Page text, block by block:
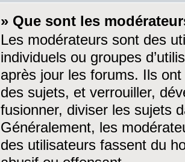
» Que sont les
Les modérateurs sont des
individuels ou groupes
après jour les forums. Ils ont
des sujets, et verrouiller,
fusionner, diviser les sujets
Généralement, les
des utilisateurs fassent du